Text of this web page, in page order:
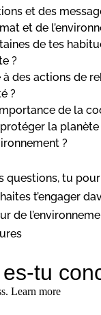
et des
et de
de tes
?
des actions de
?
de la
la
?
questions, tu
t’engager
de